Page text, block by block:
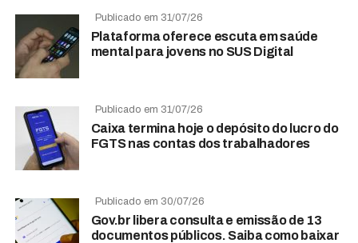
Publicado em 31/07/26
Plataforma oferece escuta em saúde
mental para jovens no SUS Digital
Publicado em 31/07/26
Caixa termina hoje o depósito do lucro do
FGTS nas contas dos trabalhadores
Publicado em 30/07/26
Gov.br libera consulta e emissão de 13
documentos públicos. Saiba como baixar